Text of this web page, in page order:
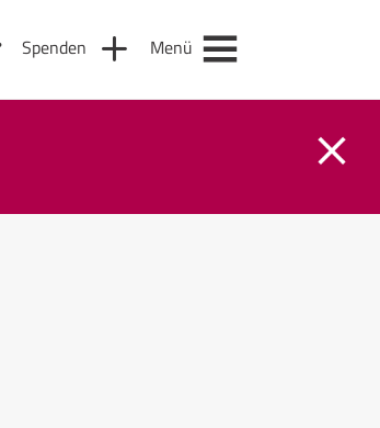
Spenden Menü